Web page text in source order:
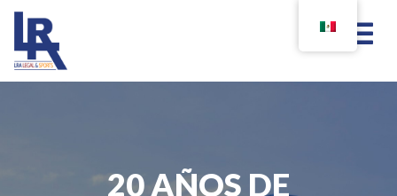
20 AÑOS DE